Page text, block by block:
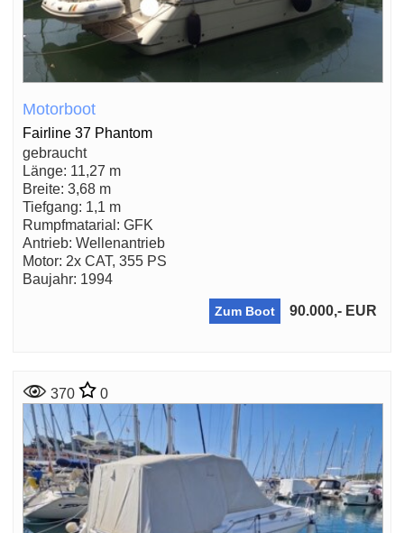
Motorboot
Fairline 37 Phantom
gebraucht
Länge: 11,27 m
Breite: 3,68 m
Tiefgang: 1,1 m
Rumpfmatarial: GFK
Antrieb: Wellenantrieb
Motor: 2x CAT, 355 PS
Baujahr: 1994
Zum Boot 90.000,- EUR
370 0